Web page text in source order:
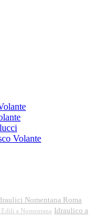
Volante
Nomentana Roma
a Nomentana Idraulico a